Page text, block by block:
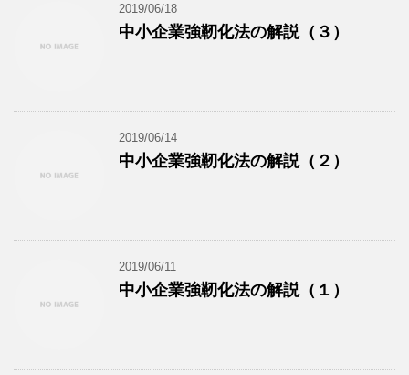
2019/06/18
中小企業強靭化法の解説（３）
2019/06/14
中小企業強靭化法の解説（２）
2019/06/11
中小企業強靭化法の解説（１）